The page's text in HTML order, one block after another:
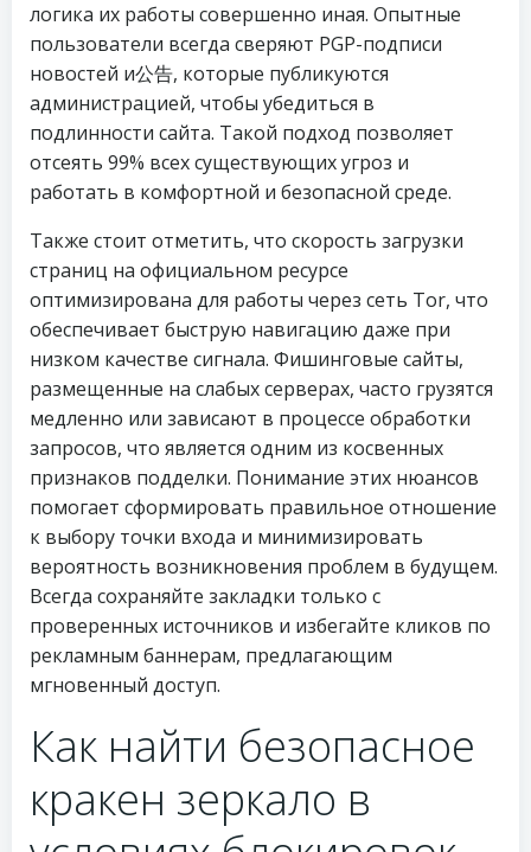
логика их работы совершенно иная. Опытные
пользователи всегда сверяют PGP-подписи
новостей и公告, которые публикуются
администрацией, чтобы убедиться в
подлинности сайта. Такой подход позволяет
отсеять 99% всех существующих угроз и
работать в комфортной и безопасной среде.
Также стоит отметить, что скорость загрузки
страниц на официальном ресурсе
оптимизирована для работы через сеть Tor, что
обеспечивает быструю навигацию даже при
низком качестве сигнала. Фишинговые сайты,
размещенные на слабых серверах, часто грузятся
медленно или зависают в процессе обработки
запросов, что является одним из косвенных
признаков подделки. Понимание этих нюансов
помогает сформировать правильное отношение
к выбору точки входа и минимизировать
вероятность возникновения проблем в будущем.
Всегда сохраняйте закладки только с
проверенных источников и избегайте кликов по
рекламным баннерам, предлагающим
мгновенный доступ.
Как найти безопасное
кракен зеркало в